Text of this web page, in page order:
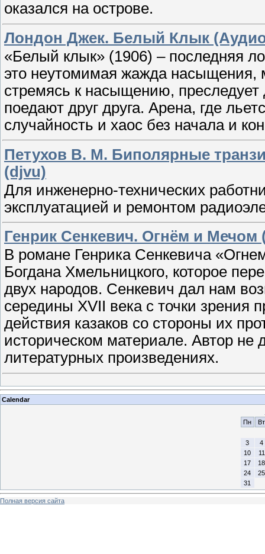
оказался на острове.
Лондон Джек. Белый Клык
«Белый клык» (1906) – последняя
это неутомимая жажда насыщения,
стремясь к насыщению, преследует
поедают друг друга. Арена, где
случайность и хаос без начала и
Петухов В. М. Биполярные
(djvu)
Для инженерно-технических
эксплуатацией и ремонтом
Генрик Сенкевич. Огнём и Мечом
В романе Генрика Сенкевича
Богдана Хмельницкого, которое
двух народов. Сенкевич дал нам
середины XVII века с точки зрения
действия казаков со стороны их
историческом материале. Автор
литературных произведениях.
Calendar
Пн
Вт
3
4
10
11
17
18
24
25
31
Полная версия сайта